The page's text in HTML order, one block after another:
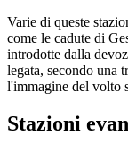
Varie di queste
come le cadute di
introdotte dalla
legata, secondo una
l'immagine del volto
Stazioni